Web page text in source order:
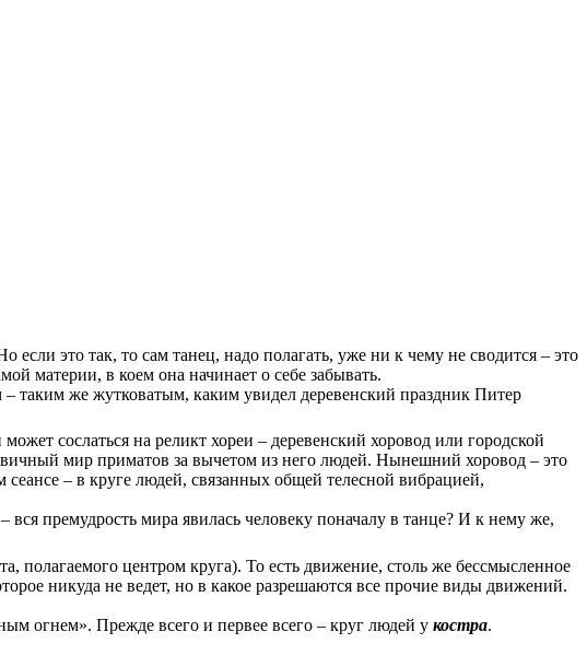
если это так, то сам танец, надо полагать, уже ни к чему не сводится – это
материи, в коем она начинает о себе забывать.
– таким же жутковатым, каким увидел деревенский праздник Питер
сослаться на реликт хореи – деревенский хоровод или городской
мир приматов за вычетом из него людей. Нынешний хоровод – это
– в круге людей, связанных общей телесной вибрацией,
вся премудрость мира явилась человеку поначалу в танце? И к нему же,
центром круга). То есть движение, столь же бессмысленное
никуда не ведет, но в какое разрешаются все прочие виды движений.
огнем». Прежде всего и первее всего – круг людей у костра.